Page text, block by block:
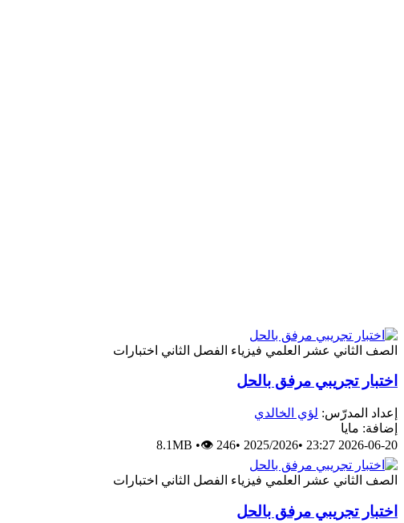
الصف الثاني عشر العلمي فيزياء الفصل الثاني اختبارات
اختبار تجريبي مرفق بالحل
إعداد المدرّس: لؤي الخالدي
إضافة: مايا
2026-06-20 23:27
•
2025/2026
•
8.1MB •👁 246
الصف الثاني عشر العلمي فيزياء الفصل الثاني اختبارات
اختبار تجريبي مرفق بالحل